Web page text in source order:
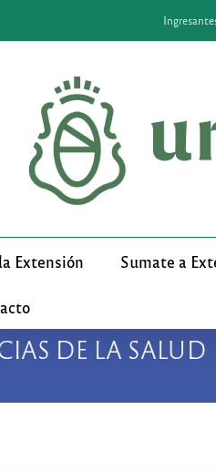
Extensión Sumate a
DE LA SALUD